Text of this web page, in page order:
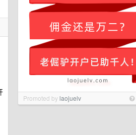
Promoted bylaojuelv